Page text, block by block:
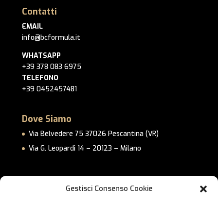
Gestisci Consenso Cookie
Contatti
EMAIL
info@bcformula.it
WHATSAPP
+39 378 083 6975
TELEFONO
+39 0452457481
Dove Siamo
Via Belvedere 75 37026 Pescantina (VR)
Via G. Leopardi 14 – 20123 – Milano